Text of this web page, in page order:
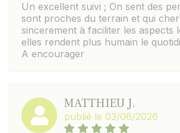
Un excellent suivi ; On sent des
sont proches du terrain et qui
sincerement à faciliter les aspects
elles rendent plus humain le
A encourager
MATTHIEU J.
publié le 03/06/2026